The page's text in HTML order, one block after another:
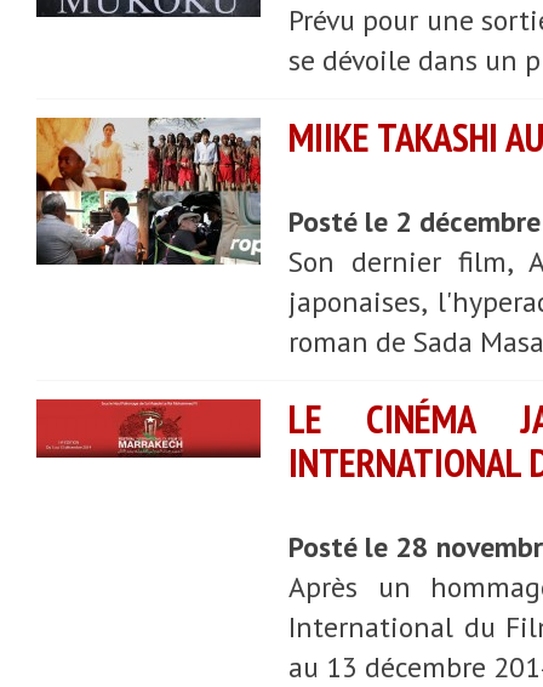
Prévu pour une
se dévoile dans un
MIIKE TAKASHI
Posté le 2
Son dernier film,
japonaises,
roman de Sada
LE CINÉMA
INTERNATIONAL
Posté le 28
Après un
International du
au 13 décembre